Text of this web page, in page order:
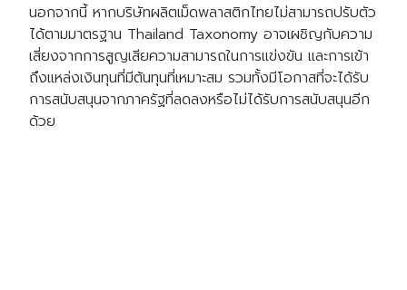
นอกจากนี้ หากบริษัทผลิตเม็ดพลาสติกไทยไม่สามารถปรับตัว
ได้ตามมาตรฐาน Thailand Taxonomy อาจเผชิญกับความ
เสี่ยงจากการสูญเสียความสามารถในการแข่งขัน และการเข้า
ถึงแหล่งเงินทุนที่มีต้นทุนที่เหมาะสม รวมทั้งมีโอกาสที่จะได้รับ
การสนับสนุนจากภาครัฐที่ลดลงหรือไม่ได้รับการสนับสนุนอีก
ด้วย